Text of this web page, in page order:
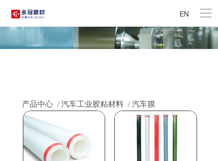
EN
产品中心 汽车工业胶粘材料 汽车膜